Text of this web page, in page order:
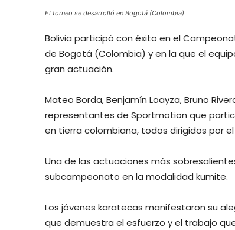
El torneo se desarrolló en Bogotá (Colombia)
Bolivia participó con éxito en el
de Bogotá (Colombia) y en la que el
gran actuación.
Mateo Borda, Benjamín Loayza, Bruno
representantes de Sportmotion que
en tierra colombiana, todos dirigidos por
Una de las actuaciones más
subcampeonato en la modalidad kumite.
Los jóvenes karatecas manifestaron su
que demuestra el esfuerzo y el trabajo